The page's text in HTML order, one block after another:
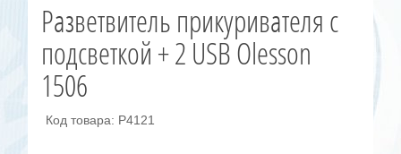
Разветвитель прикуривателя с
подсветкой + 2 USB Olesson
1506
Код товара: Р4121